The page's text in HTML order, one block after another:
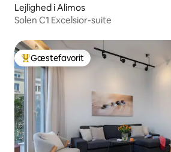
Lejlighed i Alimos
Solen C1 Excelsior-suite
Bedste gæstefavorit
Gæstefavorit